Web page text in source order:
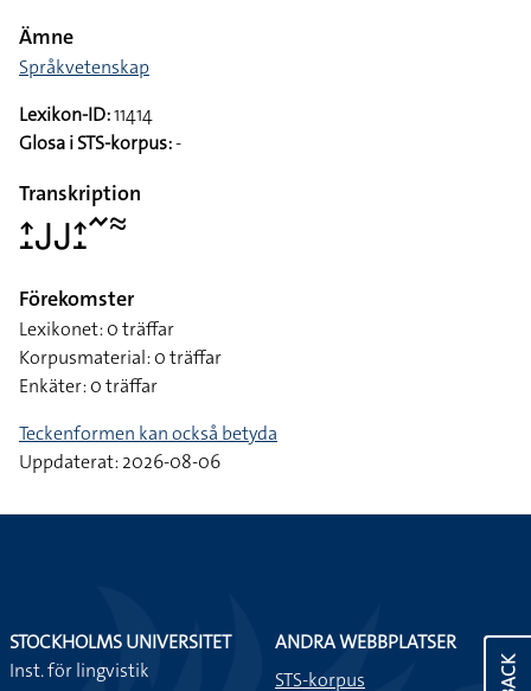
Ämne
Språkvetenskap
Lexikon-ID:11414
Glosa i STS-korpus:-
Transkription
􌤴􌤸􌤢􌤢􌤴􌤸􌥨􌦇
Förekomster
Lexikonet: 0 träffar
Korpusmaterial: 0 träffar
Enkäter: 0 träffar
Teckenformen kan också betyda
Uppdaterat: 2026-08-06
STOCKHOLMS UNIVERSITET
Inst. för lingvistik
ANDRA WEBBPLATSER
STS-korpus